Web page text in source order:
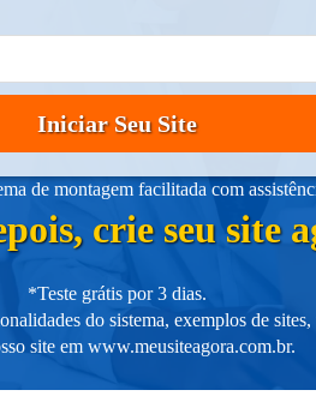
Iniciar Seu Site
de montagem facilitada com
crie seu site
*Teste grátis por 3 dias.
do sistema, exemplos de
site em www.meusiteagora.com.br.